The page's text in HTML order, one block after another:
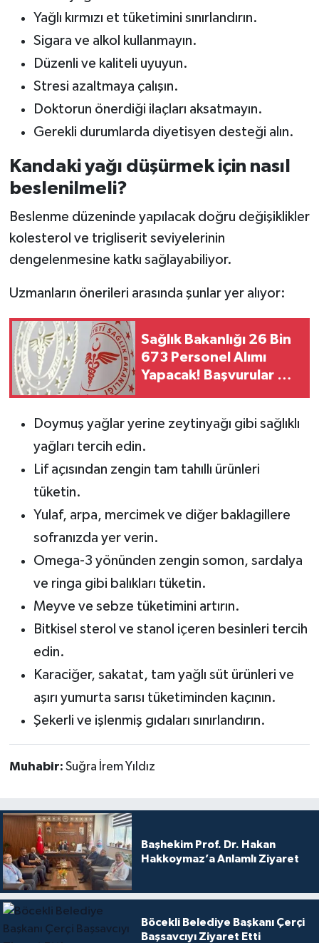
Yağlı kırmızı et tüketimini sınırlandırın.
Sigara ve alkol kullanmayın.
Düzenli ve kaliteli uyuyun.
Stresi azaltmaya çalışın.
Doktorun önerdiği ilaçları aksatmayın.
Gerekli durumlarda diyetisyen desteği alın.
Kandaki yağı düşürmek için nasıl
beslenilmeli?
Beslenme düzeninde yapılacak doğru değişiklikler
kolesterol ve trigliserit seviyelerinin
dengelenmesine katkı sağlayabiliyor.
Uzmanların önerileri arasında şunlar yer alıyor:
Sağlık Bakanlığı 26 Bin
673 Personel Alımı
Yapacak! Başvurular Ne
Doymuş yağlar yerine zeytinyağı gibi sağlıklı
yağları tercih edin.
Lif açısından zengin tam tahıllı ürünleri
tüketin.
Yulaf, arpa, mercimek ve diğer baklagillere
sofranızda yer verin.
Omega-3 yönünden zengin somon, sardalya
ve ringa gibi balıkları tüketin.
Meyve ve sebze tüketimini artırın.
Bitkisel sterol ve stanol içeren besinleri tercih
edin.
Karaciğer, sakatat, tam yağlı süt ürünleri ve
aşırı yumurta sarısı tüketiminden kaçının.
Şekerli ve işlenmiş gıdaları sınırlandırın.
Muhabir: Suğra İrem Yıldız
Başhekim Prof. Dr. Hakan
Hakkoymaz’a Anlamlı Ziyaret
Böcekli Belediye Başkanı Çerçi
Başsavcıyı Ziyaret Etti